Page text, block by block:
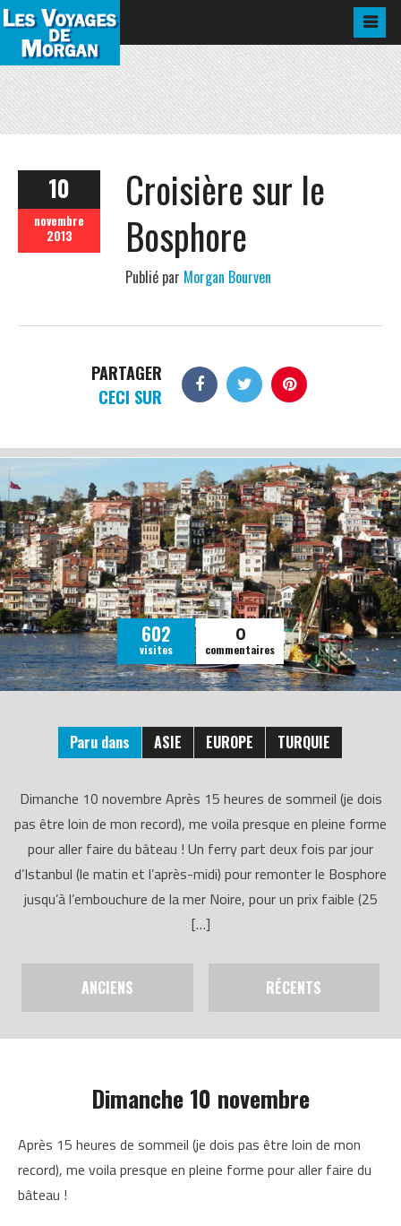
10
novembre
2013
Croisière sur le
Bosphore
Publié par Morgan Bourven
PARTAGER
CECI SUR
602
visites
0
commentaires
Paru dans ASIE EUROPE TURQUIE
Dimanche 10 novembre Après 15 heures de sommeil (je dois
pas être loin de mon record), me voila presque en pleine forme
pour aller faire du bâteau ! Un ferry part deux fois par jour
d’Istanbul (le matin et l’après-midi) pour remonter le Bosphore
jusqu’à l’embouchure de la mer Noire, pour un prix faible (25
[…]
ANCIENS RÉCENTS
Dimanche 10 novembre
Après 15 heures de sommeil (je dois pas être loin de mon
record), me voila presque en pleine forme pour aller faire du
bâteau !